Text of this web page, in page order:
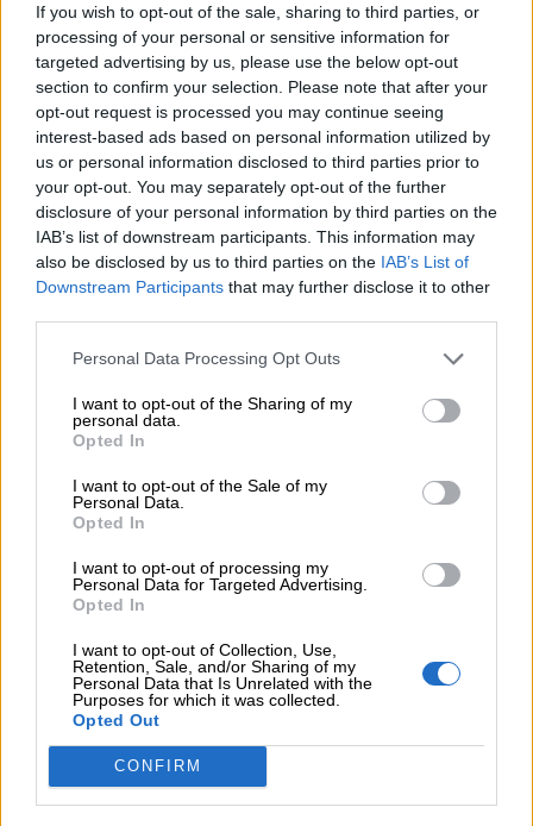
If you wish to opt-out of the sale, sharing to third parties, or
processing of your personal or sensitive information for
targeted advertising by us, please use the below opt-out
section to confirm your selection. Please note that after your
opt-out request is processed you may continue seeing
interest-based ads based on personal information utilized by
us or personal information disclosed to third parties prior to
your opt-out. You may separately opt-out of the further
disclosure of your personal information by third parties on the
IAB’s list of downstream participants. This information may
also be disclosed by us to third parties on the IAB’s List of
Downstream Participants that may further disclose it to other
Personal Data Processing Opt Outs
I want to opt-out of the Sharing of my
personal data.
Opted In
I want to opt-out of the Sale of my
Personal Data.
Opted In
I want to opt-out of processing my
Personal Data for Targeted Advertising.
Opted In
I want to opt-out of Collection, Use,
Retention, Sale, and/or Sharing of my
Personal Data that Is Unrelated with the
Purposes for which it was collected.
Opted Out
CONFIRM
05.08.2026 - 08:51
Το εκλογικό «καμπανάκι» της Goldman Sachs, η ισχυρή
πιστωτική επέκταση των ελληνικών τραπεζών, το «πάρτι»
στις αγορές, οι «κρυμμένες» αξίες της ΓΕΚ ΤΕΡΝΑ
05.08.2026 - 08:37
Ιωάννης Μπολέτης – ΩΝΑΣΕΙΟ
04.08.2026 - 15:33
ERGO Hellas: Μέτρα στήριξης για τους πληγέντες
ασφαλισμένους της από τις πυρκαγιές
υπηρεσίες - Κέρδη €252 εκατ. (+7%) και ROTE 18.8% στο
04.08.2026 - 11:49
Ινστιτούτο ΟΦΘΑΛΜΟΣ
10 βασικές συμβουλές για προστασία μετά από πυρκαγιά
04.08.2026 - 11:26
Γιάννης Καντώρος – Όμιλος INTERAMERICAN
04.08.2026 - 10:14
Allianz-Εθνική: Το νέο τραπεζοασφαλιστικό δίδυμο και η
εμπειρία της Τουρκίας